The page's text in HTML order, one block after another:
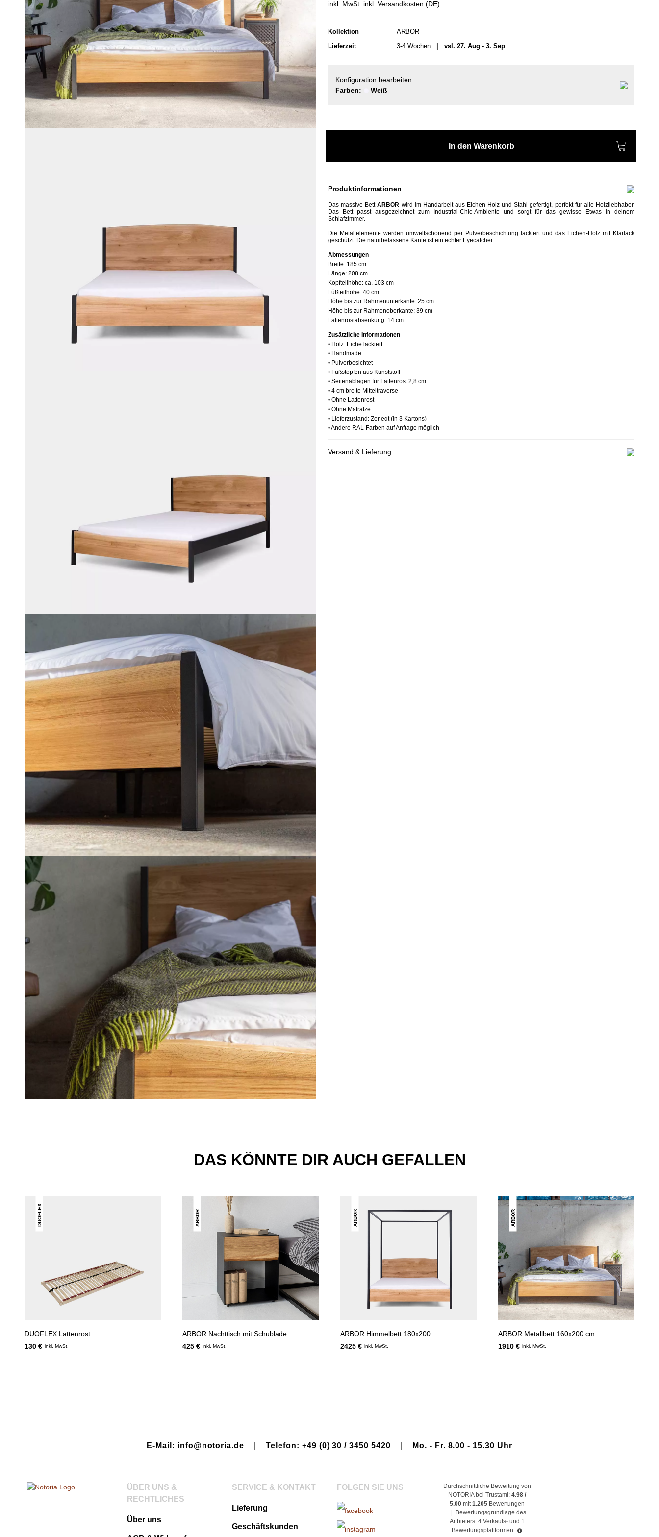
inkl. MwSt. inkl. Versandkosten (DE)
Kollektion
ARBOR
Lieferzeit
3-4 Wochen | vsl. 27. Aug - 3. Sep
Konfiguration bearbeiten
Farben:
Weiß
In den Warenkorb
Produktinformationen
Dasmassive Bett ARBOR wird im Handarbeit aus Eichen-Holz und Stahl gefertigt, perfekt für alle Holzliebhaber.
Das Bett passt ausgezeichnet zum Industrial-Chic-Ambiente und sorgt für das gewisse Etwas in deinem
Schlafzimmer.
Die Metallelemente werden umweltschonend per Pulverbeschichtung lackiert und das Eichen-Holz mit Klarlack
geschützt. Die naturbelassene Kante ist ein echter Eyecatcher.
Abmessungen
Breite: 185 cm
Länge: 208 cm
Kopfteilhöhe: ca. 103 cm
Füßteilhöhe: 40 cm
Höhe bis zur Rahmenunterkante: 25 cm
Höhe bis zur Rahmenoberkante: 39 cm
Lattenrostabsenkung: 14 cm
Zusätzliche Informationen
• Holz: Eiche lackiert
• Handmade
• Pulverbesichtet
• Fußstopfen aus Kunststoff
• Seitenablagen für Lattenrost 2,8 cm
• 4 cm breite Mitteltraverse
• Ohne Lattenrost
• Ohne Matratze
• Lieferzustand: Zerlegt (in 3 Kartons)
• Andere RAL-Farben auf Anfrage möglich
Versand & Lieferung
DAS KÖNNTE DIR AUCH GEFALLEN
DUOFLEX
DUOFLEX Lattenrost
130 € inkl. MwSt.
ARBOR
ARBOR Nachttisch mit Schublade
425 € inkl. MwSt.
ARBOR
ARBOR Himmelbett 180x200
2425 € inkl. MwSt.
ARBOR
ARBOR Metallbett 160x200 cm
1910 € inkl. MwSt.
E-Mail: info@notoria.de Telefon: +49 (0) 30 / 3450 5420 Mo. - Fr. 8.00 - 15.30 Uhr
ÜBER UNS &
RECHTLICHES
Über uns
SERVICE & KONTAKT
Lieferung
Geschäftskunden
FOLGEN SIE UNS
Durchschnittliche Bewertung von
NOTORIA bei Trustami: 4.98 /
5.00mit1.205 Bewertungen
Bewertungsgrundlage des
Anbieters: 4 Verkaufs- und 1
Bewertungsplattformen